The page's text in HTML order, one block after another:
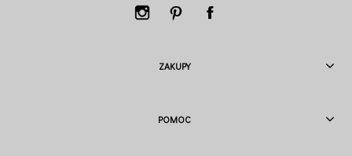
ZAKUPY
POMOC